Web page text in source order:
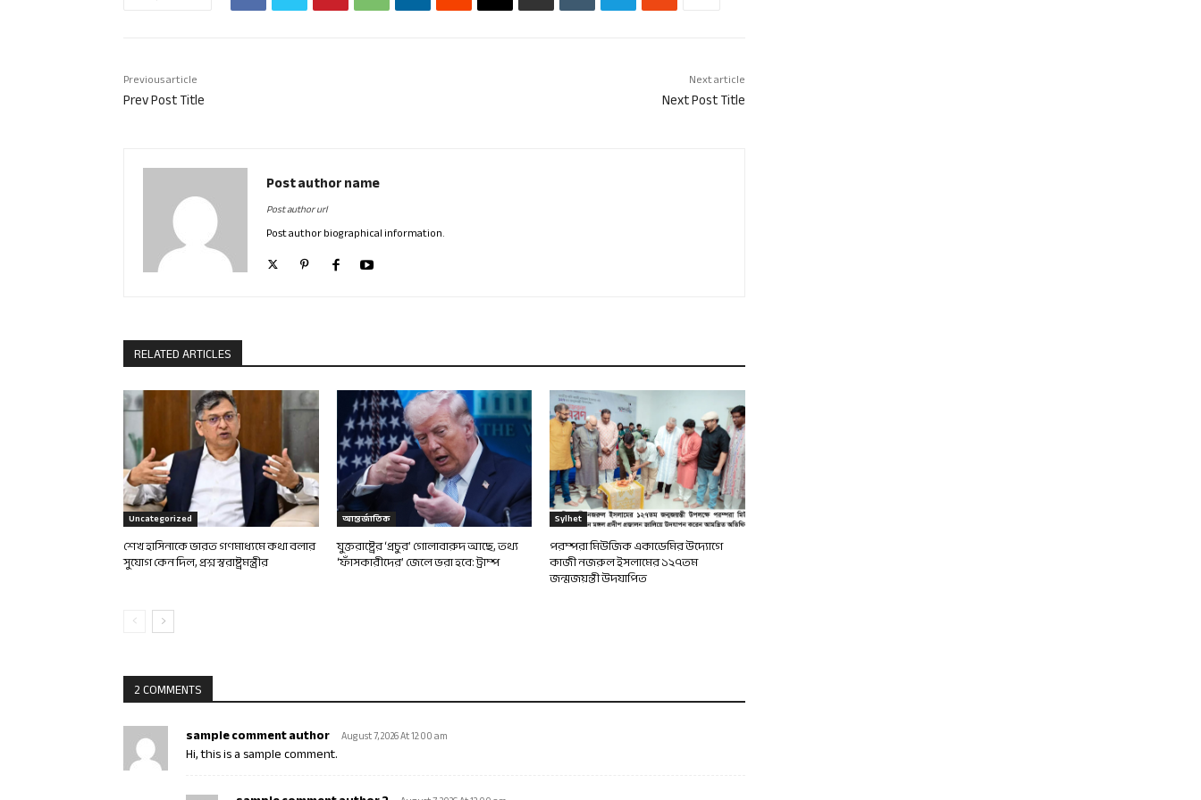
Previous article
Prev Post Title
Next article
Next Post Title
Post author name
Post author url
Post author biographical information.
RELATED ARTICLES
Uncategorized
শেখ হাসিনাকে ভারত গণমাধ্যমে কথা বলার
সুযোগ কেন দিল, প্রশ্ন স্বরাষ্ট্রমন্ত্রীর
আন্তর্জাতিক
যুক্তরাষ্ট্রের ‘প্রচুর’ গোলাবারুদ আছে, তথ্য
‘ফাঁসকারীদের’ জেলে ভরা হবে: ট্রাম্প
Sylhet
পরম্পরা মিউজিক একাডেমির উদ্যোগে
কাজী নজরুল ইসলামের ১২৭তম
জন্মজয়ন্তী উদযাপিত
2 COMMENTS
sample comment author
August 7, 2026 At 12:00 am
Hi, this is a sample comment.